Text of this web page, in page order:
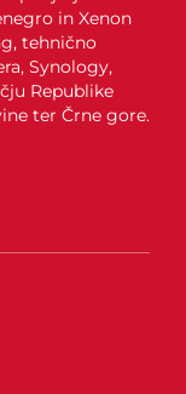
in Xenon
tehnično
Synology,
Republike
ter Črne gore.